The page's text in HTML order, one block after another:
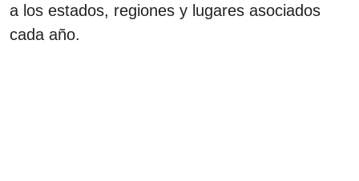
a los estados, regiones y lugares asociados
cada año.